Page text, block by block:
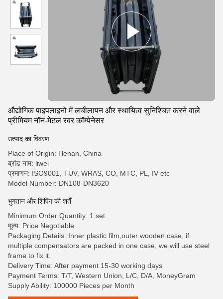
औद्योगिक पाइपलाइनों में लचीलापन और स्थायित्व सुनिश्चित करने वाले
प्रीमियम नॉन-मेटल रबर कॉम्पेनेसर
उत्पाद का विवरण
Place of Origin: Henan, China
ब्रांड नाम: liwei
प्रमाणन: ISO9001, TUV, WRAS, CO, MTC, PL, IV etc
Model Number: DN108-DN3620
भुगतान और शिपिंग की शर्तें
Minimum Order Quantity: 1 set
मूल्य: Price Negotiable
Packaging Details: Inner plastic film,outer wooden case, if
multiple compensators are packed in one case, we will use steel
frame to fix it.
Delivery Time: After payment 15-30 working days
Payment Terms: T/T, Western Union, L/C, D/A, MoneyGram
Supply Ability: 100000 Pieces per Month